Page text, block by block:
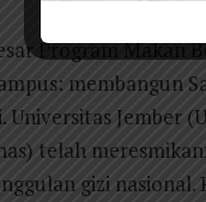
Program Makan
membangun
Jember
telah
gizi